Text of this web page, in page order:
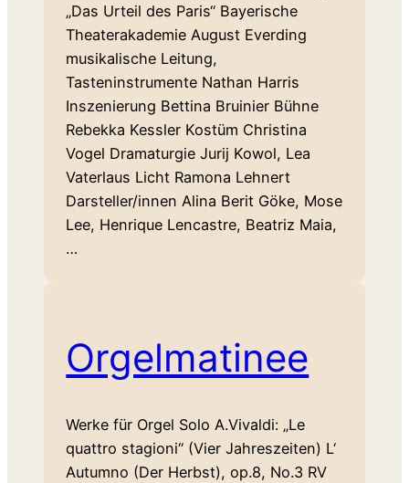
„Das Urteil des Paris“ Bayerische
Theaterakademie August Everding
musikalische Leitung,
Tasteninstrumente Nathan Harris
Inszenierung Bettina Bruinier Bühne
Rebekka Kessler Kostüm Christina
Vogel Dramaturgie Jurij Kowol, Lea
Vaterlaus Licht Ramona Lehnert
Darsteller/innen Alina Berit Göke, Mose
Lee, Henrique Lencastre, Beatriz Maia,
…
Orgelmatinee
Werke für Orgel Solo A.Vivaldi: „Le
quattro stagioni“ (Vier Jahreszeiten) L‘
Autumno (Der Herbst), op.8, No.3 RV